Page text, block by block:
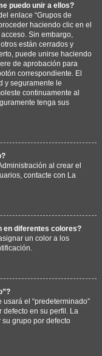
puedo unir a ellos?
enlace “Grupos de
haciendo clic en el
Sin embargo,
están cerrados y
puede unirse haciendo
de aprobación para
correspondiente. El
y seguramente le
continuamente al
tenga sus
al crear el
contacte con La
en diferentes colores?
un color a los
el “predeterminado”
defecto en su perfil. La
grupo por defecto